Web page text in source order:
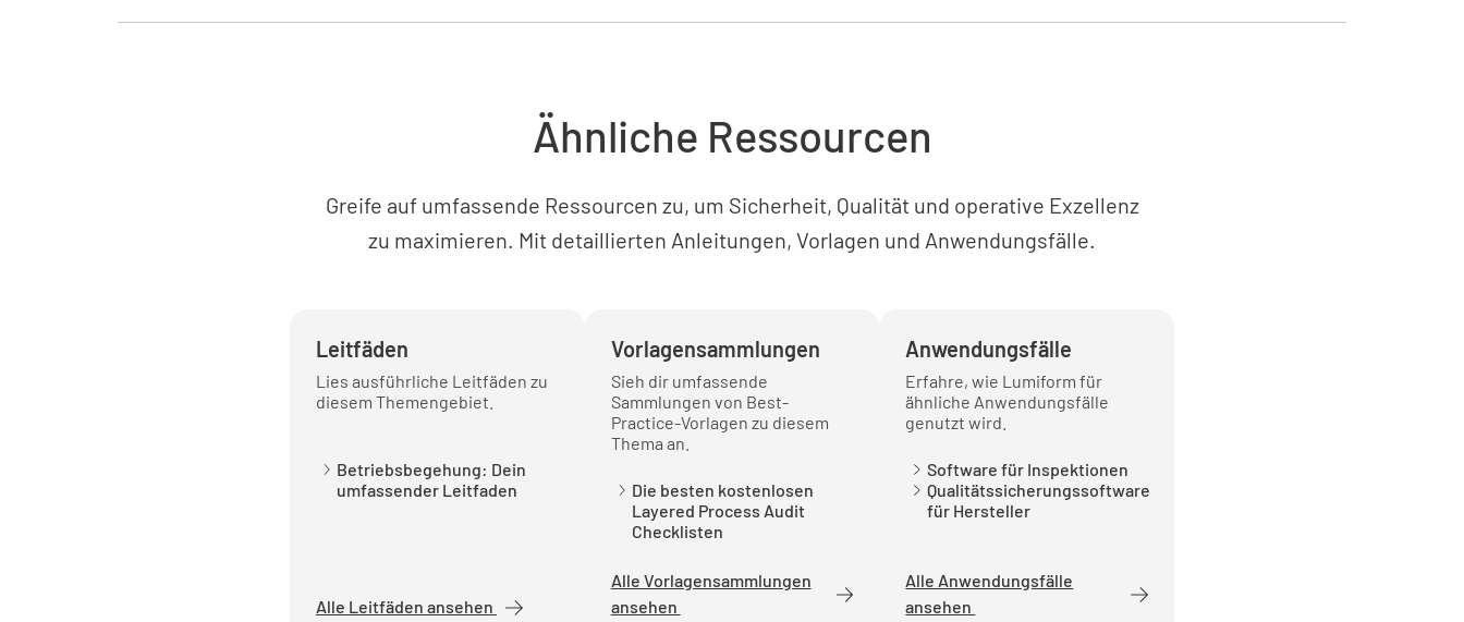
Ähnliche Ressourcen
Greife auf umfassende Ressourcen zu, um Sicherheit, Qualität und operative Exzellenz
zu maximieren. Mit detaillierten Anleitungen, Vorlagen und Anwendungsfälle.
Leitfäden
Lies ausführliche Leitfäden zu
diesem Themengebiet.
Betriebsbegehung: Dein
umfassender Leitfaden
Alle Leitfäden ansehen
Vorlagensammlungen
Sieh dir umfassende
Sammlungen von Best-
Practice-Vorlagen zu diesem
Thema an.
Die besten kostenlosen
Layered Process Audit
Checklisten
Alle Vorlagensammlungen
ansehen
Anwendungsfälle
Erfahre, wie Lumiform für
ähnliche Anwendungsfälle
genutzt wird.
Software für Inspektionen
Qualitätssicherungssoftware
für Hersteller
Alle Anwendungsfälle
ansehen